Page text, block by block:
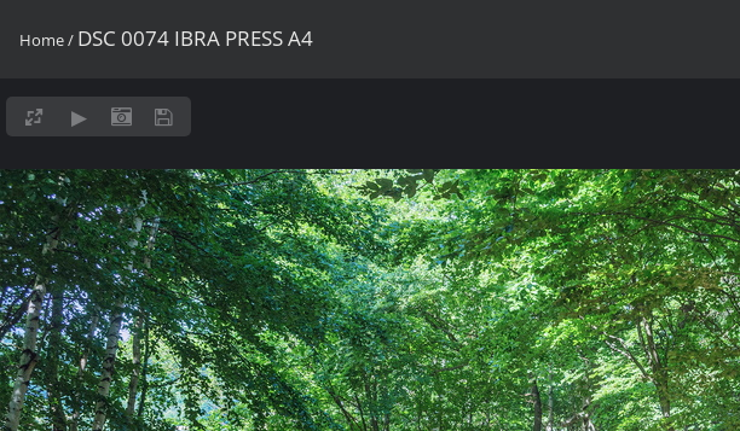
Home/ DSC 0074 IBRA PRESS A4